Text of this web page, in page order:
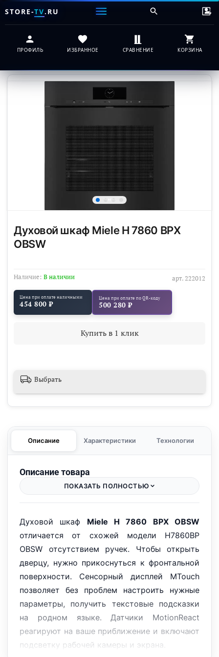
STORE-TV.RU
ПРОФИЛЬ ИЗБРАННОЕ СРАВНЕНИЕ КОРЗИНА
арт. 222012
Наличие: В наличии
Духовой шкаф Miele H 7860 BPX
OBSW
Цена при оплате наличными
454 800 ₽
Цена при оплате по QR-коду
500 280 ₽
Купить в 1 клик
Выбрать
Описание Характеристики Технологии
Описание товара
ПОКАЗАТЬ ПОЛНОСТЬЮ
Духовой шкаф Miele H 7860 BPX OBSW
отличается от схожей модели H7860BP
OBSW отсутствием ручек. Чтобы открыть
дверцу, нужно прикоснуться к фронтальной
поверхности. Сенсорный дисплей MTouch
позволяет без проблем настроить нужные
параметры, получить текстовые подсказки
на родном языке. Датчики MotionReact
реагируют на ваше приближение и включают
подсветку рабочей камеры и экрана.